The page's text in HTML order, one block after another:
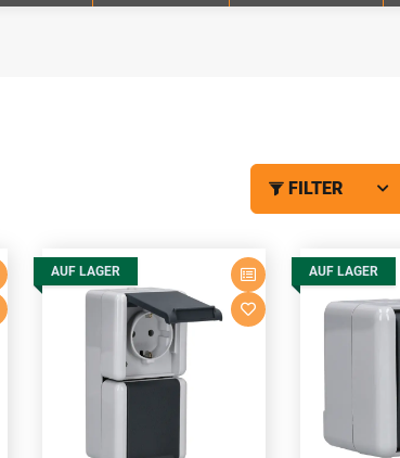
FILTER
AUF LAGER AUF LAGER